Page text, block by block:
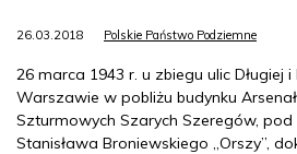
26.03.2018 Polskie Państwo Podziemne
26 marca 1943 r. u zbiegu ulic Długiej
Warszawie w pobliżu budynku
Szturmowych Szarych Szeregów,
Stanisława Broniewskiego „Orszy”,